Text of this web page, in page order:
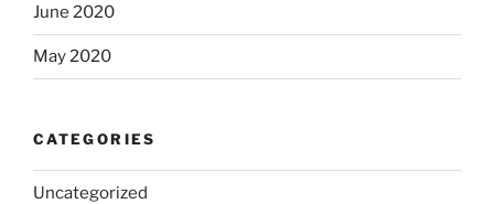
June 2020
May 2020
CATEGORIES
Uncategorized